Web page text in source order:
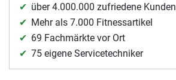
über 4.000.000 zufriedene Kunden
Mehr als 7.000 Fitnessartikel
69 Fachmärkte vor Ort
75 eigene Servicetechniker